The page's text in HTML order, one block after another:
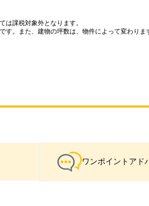
は課税対象外となります。
。また、建物の坪数は、物件によって変わり
ワンポイントアド